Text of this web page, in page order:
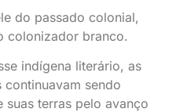
do passado colonial,
colonizador branco.
indígena literário, as
sendo
suas terras pelo avanço